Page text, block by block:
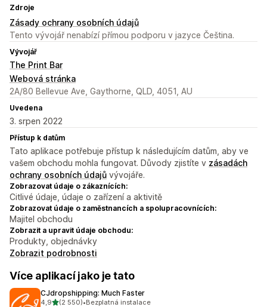
Zdroje
Zásady ochrany osobních údajů
Tento vývojář nenabízí přímou podporu v jazyce Čeština.
Vývojář
The Print Bar
Webová stránka
2A/80 Bellevue Ave, Gaythorne, QLD, 4051, AU
Uvedena
3. srpen 2022
Přístup k datům
Tato aplikace potřebuje přístup k následujícím datům, aby ve
vašem obchodu mohla fungovat. Důvody zjistíte v zásadách
ochrany osobních údajů vývojáře.
Zobrazovat údaje o zákaznících:
Citlivé údaje, údaje o zařízení a aktivitě
Zobrazovat údaje o zaměstnancích a spolupracovnících:
Majitel obchodu
Zobrazit a upravit údaje obchodu:
Produkty, objednávky
Zobrazit podrobnosti
Více aplikací jako je tato
CJdropshipping: Much Faster
4,9z 5 hvězd
(2 550)•Bezplatná instalace